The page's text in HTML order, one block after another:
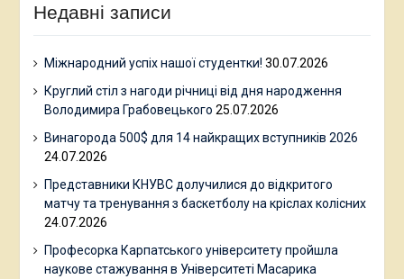
Недавні записи
Міжнародний успіх нашої студентки! 30.07.2026
Круглий стіл з нагоди річниці від дня народження
Володимира Грабовецького 25.07.2026
Винагорода 500$ для 14 найкращих вступників 2026
24.07.2026
Представники КНУВС долучилися до відкритого
матчу та тренування з баскетболу на кріслах колісних
24.07.2026
Професорка Карпатського університету пройшла
наукове стажування в Університеті Масарика